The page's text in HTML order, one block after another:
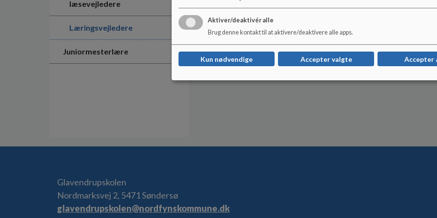
læsevejledere
Læringsvejledere
Juniormesterlære
Glavendrupskolen
Nordmarksvej 2, 5471 Søndersø
glavendrupskolen@nordfynskommune.dk
Aktiver/deaktivér alle
Brug denne kontakt til at aktivere/deaktivere alle apps.
Kun nødvendige Accepter valgte Accepter